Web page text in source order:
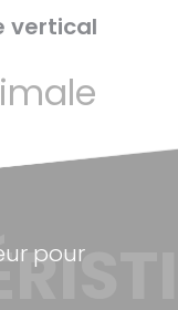
vertical
pour